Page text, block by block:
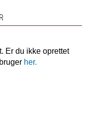
Er du ikke oprettet
her.